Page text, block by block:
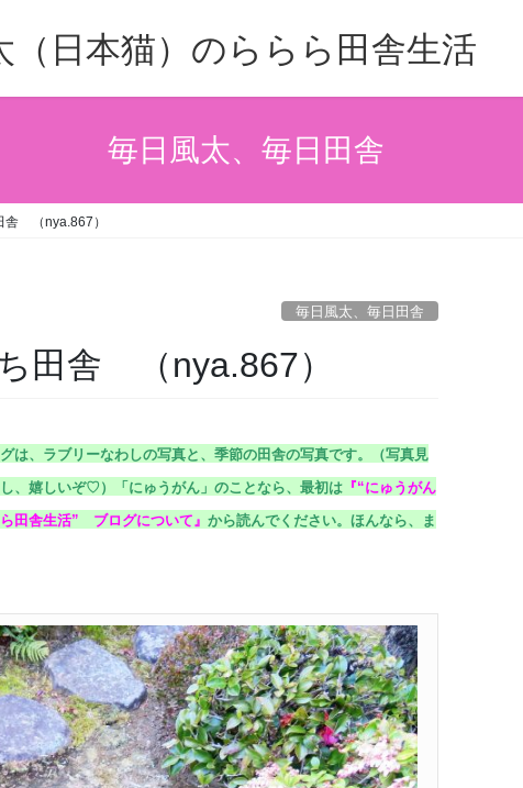
日本猫）のららら田舎生活
毎日風太、毎日田舎
舎 （nya.867）
毎日風太、毎日田舎
田舎 （nya.867）
は、ラブリーなわしの写真と、季節の田舎の写真です。（写真見
、嬉しいぞ♡）
「にゅうがん」のことなら、最初は 『“にゅうがん
田舎生活” ブログについて』 から読んでください。 ほんなら、ま